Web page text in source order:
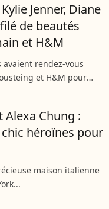
Jenner, Diane
de beautés
et H&M
avaient rendez-vous
et H&M pour
de lancement.
Alexa Chung :
héroïnes pour
maison italienne